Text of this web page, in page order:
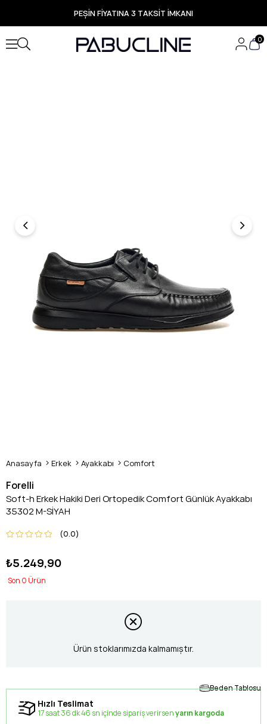
PEŞİN FİYATINA 3 TAKSİT İMKANI
TÜM ÜRÜNLERDE ÜCRETSİZ KARGO
Yeni Sezon Ürünlerde Özel Fırsatlar
Seçili Ürünlerde Hızlı Teslimat
0
Anasayfa Erkek Ayakkabı Comfort
Forelli
Soft-h Erkek Hakiki Deri Ortopedik Comfort Günlük Ayakkabı
35302 M-SİYAH
0.0
₺5.249,90
0
Ürün stoklarımızda kalmamıştır.
Beden Tablosu
Hızlı Teslimat
17 saat 36 dk 45 sn içinde sipariş verirsenyarın kargoda